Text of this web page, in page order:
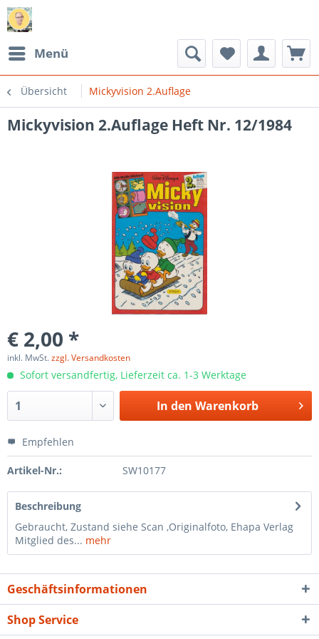
Menü
Übersicht Mickyvision 2.Auflage
Mickyvision 2.Auflage Heft Nr. 12/1984
€ 2,00 *
inkl. MwSt.zzgl. Versandkosten
Sofort versandfertig, Lieferzeit ca. 1-3 Werktage
In den Warenkorb
Empfehlen
Artikel-Nr.: SW10177
Beschreibung
Gebraucht, Zustand siehe Scan ,Originalfoto, Ehapa Verlag
Mitglied des... mehr
Geschäftsinformationen
Shop Service